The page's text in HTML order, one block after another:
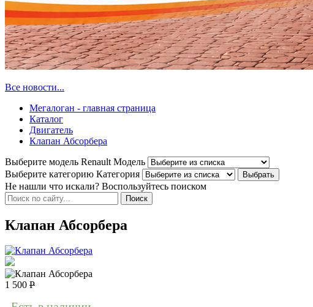
Все новости...
Мегалоган - главная страница
Каталог
Двигатель
Клапан Абсорбера
Выберите модель Renault Модель
Выберите категорию Категория
Не нашли что искали? Воспользуйтесь поиском
Клапан Абсорбера
1 500 Р